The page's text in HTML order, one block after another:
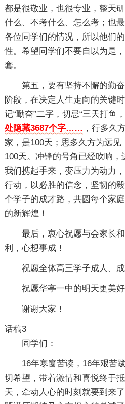
都是很敬业，也很专业，整天
什么、不考什么、怎么考；也
各位同学们的情况，所以他们
性。希望同学们不要自以为是
套。
第五，要有坚持不懈的勤
阶段，在决定人生走向的关键
记“勤奋”二字，切忌“三天打鱼
处隐藏3687个字…… ，行多久
家，是100天；思多久方为远
100天。冲锋的号角已经吹响
我们携起手来，变压力为动力
行动，以必胜的信念，坚韧的
个学子的成才路，共圆每个家
的新辉煌！
最后，衷心祝愿与会家长
利，心想事成！
祝愿全体高三学子成人、成
祝愿华亭一中的明天更美好
谢谢大家！
话稿3
同学们：
16年寒窗苦读，16年艰苦
切希望，带着激情和喜悦终于
天，牵动人心的时刻就要到来